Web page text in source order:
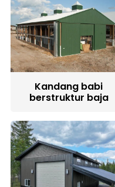
Kandang babi
berstruktur baja